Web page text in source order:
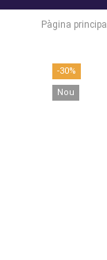
Pàgina principal
-30%
Nou